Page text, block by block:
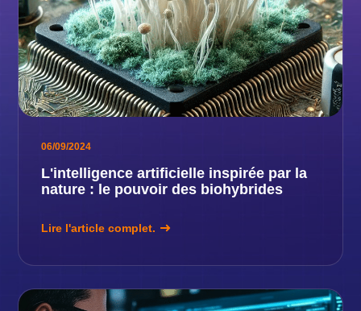
06/09/2024
L'intelligence artificielle inspirée par la
nature : le pouvoir des biohybrides
Lire l'article complet.